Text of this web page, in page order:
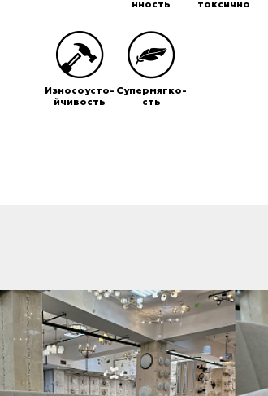
нность
токсично
Износоусто-
йчивость
Супермягко-
сть